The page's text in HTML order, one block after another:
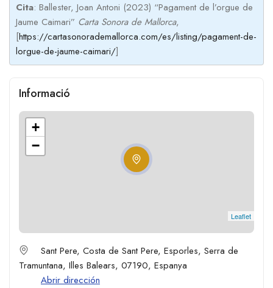
Cita: Ballester, Joan Antoni (2023) “Pagament de l’orgue de
Jaume Caimari” Carta Sonora de Mallorca,
[https://cartasonorademallorca.com/es/listing/pagament-de-
lorgue-de-jaume-caimari/]
Informació
+
−
Leaflet
Sant Pere, Costa de Sant Pere, Esporles, Serra de
Tramuntana, Illes Balears, 07190, Espanya
Abrir dirección